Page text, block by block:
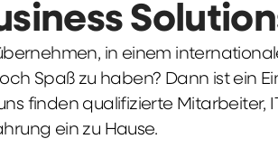
in einem
Spaß zu haben? Dann ist ein
finden qualifizierte Mitarbeiter,
ein zu Hause.